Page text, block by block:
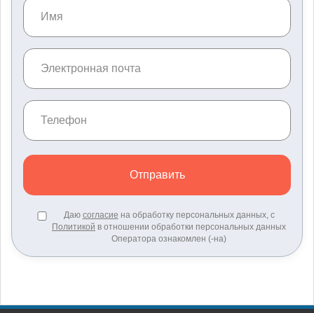
Отправить
Даю согласие на обработку персональных данных, с
Политикой в отношении обработки персональных данных
Оператора ознакомлен (-на)